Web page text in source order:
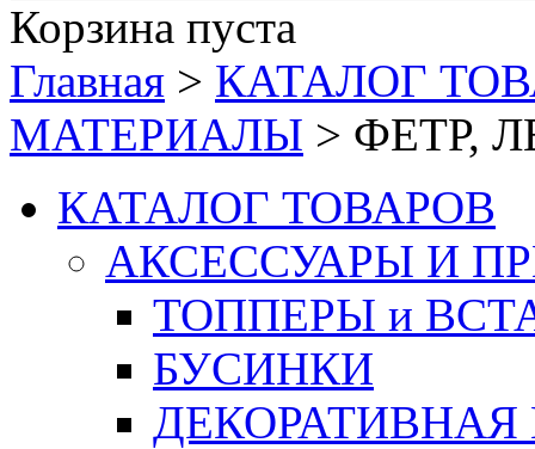
Корзина пуста
Главная > КАТАЛОГ
МАТЕРИАЛЫ > ФЕТР,
КАТАЛОГ ТОВАРОВ
АКСЕССУАРЫ И
ТОППЕРЫ и
БУСИНКИ
ДЕКОРАТИВНАЯ